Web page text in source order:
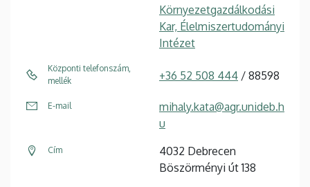
Környezetgazdálkodási
Kar, Élelmiszertudományi
Intézet
Központi telefonszám,
mellék
+36 52 508 444 / 88598
E-mail
mihaly.kata@agr.unideb.h
u
Cím
4032 Debrecen
Böszörményi út 138